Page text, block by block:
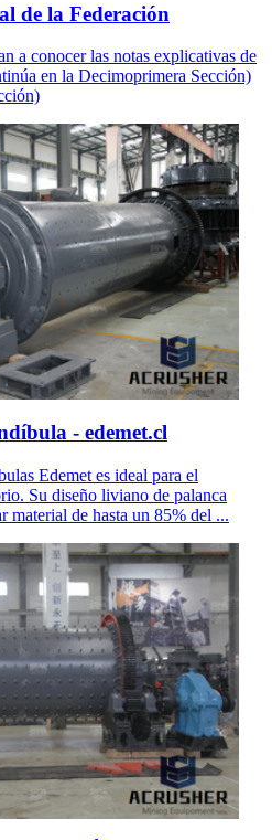
de la Federación
a conocer las notas explicativas de
en la Decimoprimera Sección)
- edemet.cl
Edemet es ideal para el
Su diseño liviano de palanca
material de hasta un 85% del ...